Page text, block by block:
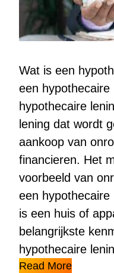
Wat is een
een hypothecaire
hypothecaire
lening dat wordt
aankoop van
financieren. Het
voorbeeld van
een hypothecaire
is een huis of
belangrijkste
hypothecaire
Read More